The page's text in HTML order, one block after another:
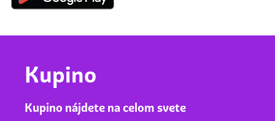
Kupino
Kupino nájdete na celom svete